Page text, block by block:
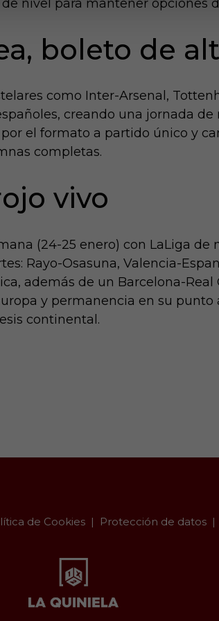
nivel para mantener opciones
boleto de
como Inter-Arsenal,
creando una jornada
el formato a partido único y
completas.​
vivo
(24-25 enero) con LaLiga de
Rayo-Osasuna, Valencia-
además de un Barcelona-Real
y permanencia en su
continental.
de Cookies Protección de datos